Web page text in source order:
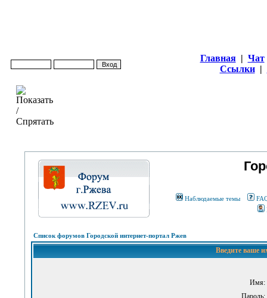
Главная | Чат
Ссылки |
Наблюдаемые темы
Список форумов Городской интернет-портал Ржев
Введите ваше
Имя:
Пароль: